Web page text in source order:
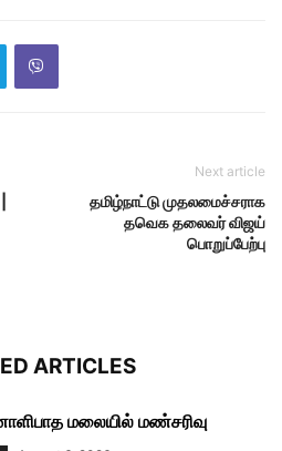
Next article
தமிழ்நாட்டு முதலமைச்சராக
தவெக தலைவர் விஜய்
பொறுப்பேற்பு
ARTICLES
மலையில் மண்சரிவு